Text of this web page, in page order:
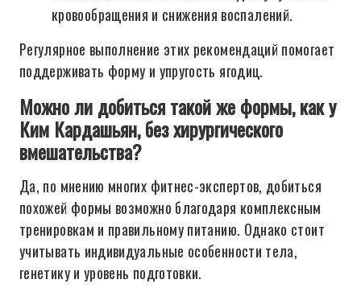
кровообращения и снижения воспалений.
Регулярное выполнение этих рекомендаций помогает
поддерживать форму и упругость ягодиц.
Можно ли добиться такой же формы, как у
Ким Кардашьян, без хирургического
вмешательства?
Да, по мнению многих фитнес-экспертов, добиться
похожей формы возможно благодаря комплексным
тренировкам и правильному питанию. Однако стоит
учитывать индивидуальные особенности тела,
генетику и уровень подготовки.